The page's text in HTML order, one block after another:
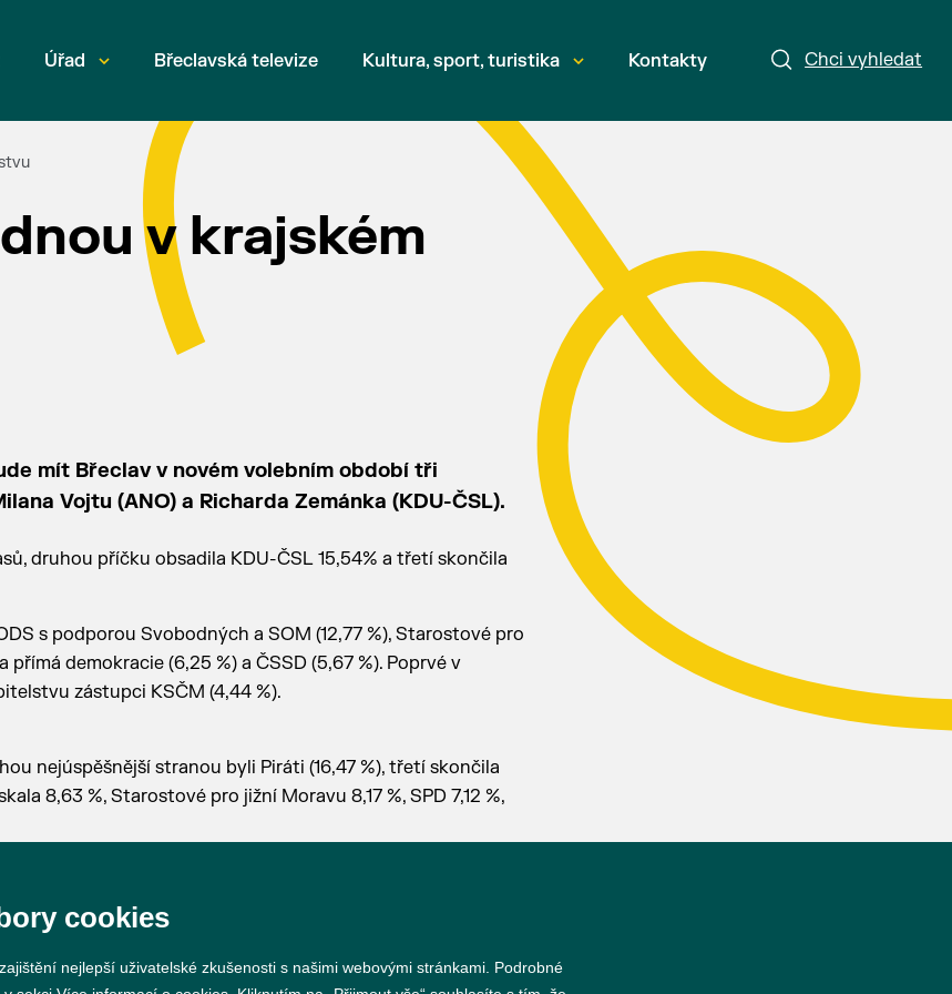
Chci vyhledat
Úřad Břeclavská televize Kultura, sport, turistika Kontakty
v krajském
mít Břeclav v novém volebním období tři
Vojtu (ANO) a Richarda Zemánka (KDU-ČSL).
druhou příčku obsadila KDU-ČSL 15,54% a třetí skončila
s podporou Svobodných a SOM (12,77 %), Starostové pro
demokracie (6,25 %) a ČSSD (5,67 %). Poprvé v
zástupci KSČM (4,44 %).
nejúspěšnější stranou byli Piráti (16,47 %), třetí skončila
8,63 %, Starostové pro jižní Moravu 8,17 %, SPD 7,12 %,
cookies
nejlepší uživatelské zkušenosti s našimi webovými stránkami. Podrobné